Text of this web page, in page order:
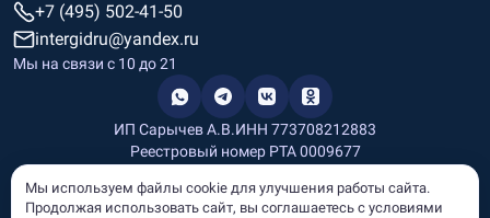
+7 (495) 502-41-50
intergidru@yandex.ru
Мы на связи c 10 до 21
ИП Сарычев А.В.ИНН 773708212883
Реестровый номер РТА 0009677
Информация, размещённая на сайте, носит информационный
Мы используем файлы cookie для улучшения работы сайта.
Продолжая использовать сайт, вы соглашаетесь с условиями